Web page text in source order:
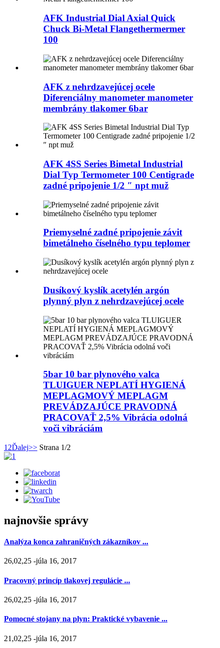
AFK Industrial Dial Axial Quick
Chuck Bi-Metal Flangethermermer
100
AFK z nehrdzavejúcej ocele
Diferenciálny manometer manometer
membrány tlakomer 6bar
AFK 4SS Series Bimetal Industrial
Dial Typ Termometer 100 Centigrade
zadné pripojenie 1/2 ″ npt muž
Priemyselné zadné pripojenie závit
bimetálneho číselného typu teplomer
Dusíkový kyslík acetylén argón
plynný plyn z nehrdzavejúcej ocele
5bar 10 bar plynového valca
TLUIGUER NEPLATÍ HYGIENÁ
MEPLAGMOVÝ MEPLAGM
PREVÁDZAJÚCE PRAVODNÁ
PRACOVAŤ 2,5% Vibrácia odolná
voči vibráciám
1 2Ďalej>> Strana 1/2
najnovšie správy
Analýza konca zahraničných zákazníkov ...
26,02,25 -júla 16, 2017
Pracovný princíp tlakovej regulácie ...
26,02,25 -júla 16, 2017
Pomocné stojany na plyn: Praktické vybavenie ...
21,02,25 -júla 16, 2017